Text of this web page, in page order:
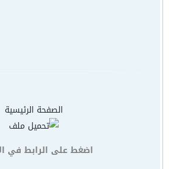
الصفحة الرئيسية
اضغط على الرابط في